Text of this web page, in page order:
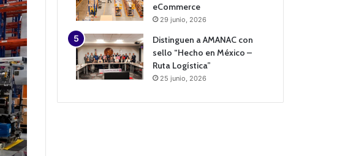
eCommerce
29 junio, 2026
Distinguen a AMANAC con
sello “Hecho en México –
Ruta Logística”
25 junio, 2026